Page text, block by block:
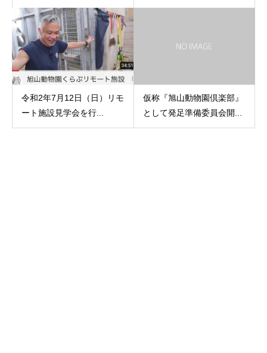
令和2年7月12日（日）リモ
ート施設見学会を行...
仮称『旭山動物園倶楽部』
として発足準備委員会開...